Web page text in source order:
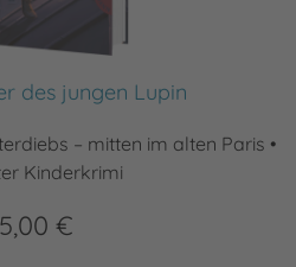
des jungen Lupin
– mitten im alten Paris •
Kinderkrimi
€